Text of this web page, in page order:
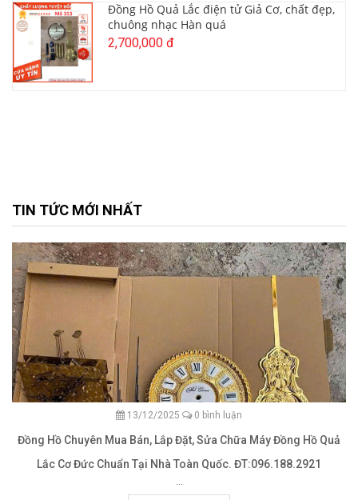
Đồng Hồ Quả Lắc điện tử Giả Cơ, chất đẹp,
chuông nhạc Hàn quá
2,700,000 đ
TIN TỨC MỚI NHẤT
13/12/2025 0 bình luận
Đồng Hồ Chuyên Mua Bán, Lắp Đặt, Sửa Chữa Máy Đồng Hồ Quả
Lắc Cơ Đức Chuẩn Tại Nhà Toàn Quốc. ĐT:096.188.2921